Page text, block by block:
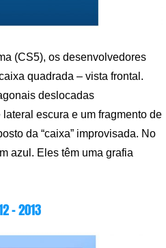
(CS5), os desenvolvedores
quadrada – vista frontal.
deslocadas
escura e um fragmento de
da “caixa” improvisada. No
azul. Eles têm uma grafia
– 2013